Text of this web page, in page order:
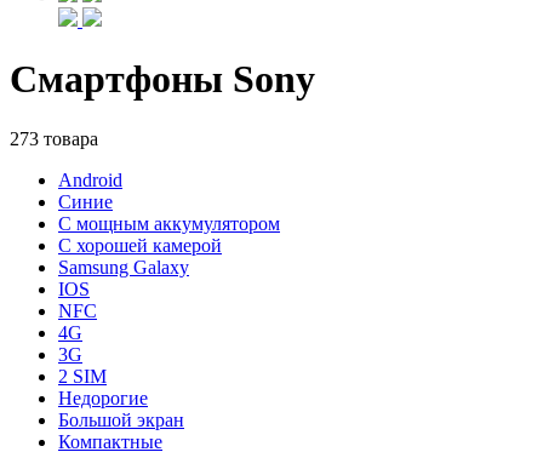
Смартфоны Sony
273 товара
Android
Синие
С мощным аккумулятором
С хорошей камерой
Samsung Galaxy
IOS
NFC
4G
3G
2 SIM
Недорогие
Большой экран
Компактные